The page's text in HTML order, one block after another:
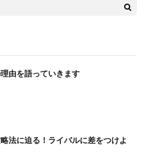
由を語っていきます
法に迫る！ライバルに差をつけよ